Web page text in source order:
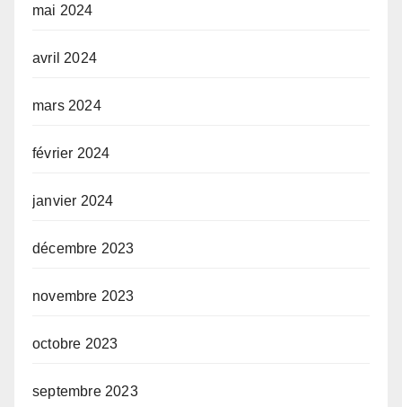
mai 2024
avril 2024
mars 2024
février 2024
janvier 2024
décembre 2023
novembre 2023
octobre 2023
septembre 2023